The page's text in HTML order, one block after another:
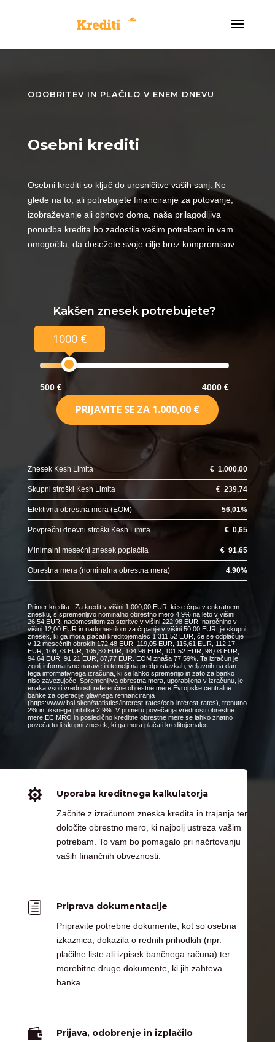
ODOBRITEV IN PLAČILO V ENEM DNEVU
Osebni krediti
Osebni krediti so ključ do uresničitve vaših sanj. Ne
glede na to, ali potrebujete financiranje za potovanje,
izobraževanje ali obnovo doma, naša prilagodljiva
ponudba kredita bo zadostila vašim potrebam in vam
omogočila, da dosežete svoje cilje brez kompromisov.
Kakšen znesek potrebujete?
1000 €
500 € 4000 €
PRIJAVITE SE ZA 1.000,00 €
Znesek Kesh Limita €1.000,00
Skupni stroški Kesh Limita €239,74
Efektivna obrestna mera (EOM) 56,01%
Povprečni dnevni stroški Kesh Limita €0,65
Minimalni mesečni znesek poplačila €91,65
Obrestna mera (nominalna obrestna mera) 4.90%
Primer kredita : Za kredit v višini 1.000,00 EUR, ki se črpa v enkratnem
znesku, s spremenljivo nominalno obrestno mero 4,9% na leto v višini
26,54 EUR, nadomestilom za storitve v višini 222,98 EUR, naročnino v
višini 12,00 EUR in nadomestilom za črpanje v višini 50,00 EUR, je skupni
znesek, ki ga mora plačati kreditojemalec 1.311,52 EUR, če se odplačuje
v 12 mesečnih obrokih 172,48 EUR, 119,05 EUR, 115,61 EUR, 112,17
EUR, 108,73 EUR, 105,30 EUR, 104,96 EUR, 101,52 EUR, 98,08 EUR,
94,64 EUR, 91,21 EUR, 87,77 EUR. EOM znaša 77,59%. Ta izračun je
zgolj informativne narave in temelji na predpostavkah, veljavnih na dan
tega informativnega izračuna, ki se lahko spremenijo in zato za banko
niso zavezujoče. Spremenljiva obrestna mera, uporabljena v izračunu, je
enaka vsoti vrednosti referenčne obrestne mere Evropske centralne
banke za operacije glavnega refinanciranja
(https://www.bsi.si/en/statistics/interest-rates/ecb-interest-rates), trenutno
2% in fiksnega pribitka 2,9%. V primeru povečanja vrednosti obrestne
mere EC MRO in posledično kreditne obrestne mere se lahko znatno
poveča tudi skupni znesek, ki ga mora plačati kreditojemalec.
 Uporaba kreditnega kalkulatorja
Začnite z izračunom zneska kredita in trajanja ter
določite obrestno mero, ki najbolj ustreza vašim
potrebam. To vam bo pomagalo pri načrtovanju
vaših finančnih obveznosti.
h Priprava dokumentacije
Pripravite potrebne dokumente, kot so osebna
izkaznica, dokazila o rednih prihodkih (npr.
plačilne liste ali izpisek bančnega računa) ter
morebitne druge dokumente, ki jih zahteva
banka.
 Prijava, odobrenje in izplačilo